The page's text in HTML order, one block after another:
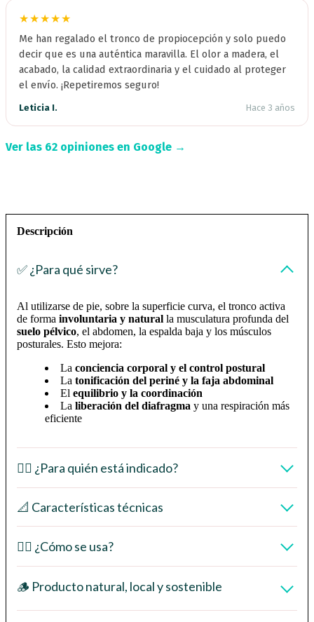
★★★★★
Me han regalado el tronco de propiocepción y solo puedo
decir que es una auténtica maravilla. El olor a madera, el
acabado, la calidad extraordinaria y el cuidado al proteger
el envío. ¡Repetiremos seguro!
Leticia I. Hace 3 años
Ver las 62 opiniones en Google →
Descripción
✅ ¿Para qué sirve?
Al utilizarse de pie, sobre la superficie curva, el tronco activa
de forma involuntaria y natural la musculatura profunda del
suelo pélvico, el abdomen, la espalda baja y los músculos
posturales. Esto mejora:
La conciencia corporal y el control postural
La tonificación del periné y la faja abdominal
El equilibrio y la coordinación
La liberación del diafragma y una respiración más
eficiente
👩‍⚕️ ¿Para quién está indicado?
📐 Características técnicas
🧘‍♀️ ¿Cómo se usa?
🪵 Producto natural, local y sostenible